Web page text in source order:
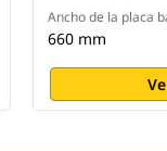
Ancho de la placa
660 mm